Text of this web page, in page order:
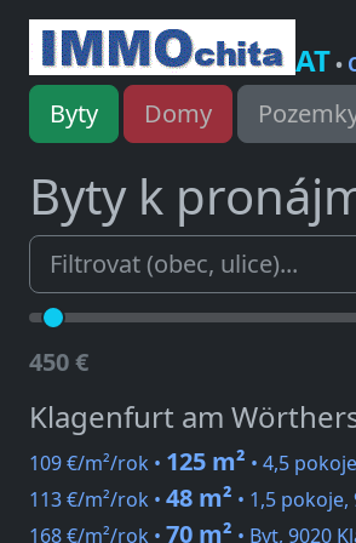
AT•
Byty Domy
Byty k
450 €
Klagenfurt am
109 €/m²/rok • 125 m² • 4,5
113 €/m²/rok • 48 m² • 1,5
168 €/m²/rok • 70 m² • Byt, 9020